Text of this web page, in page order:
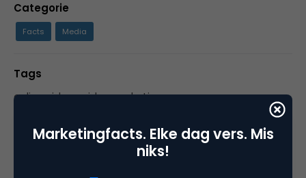
Categorie
Facts Media
Tags
online video, videomarketing
Marketingfacts. Elke dag vers. Mis
niks!